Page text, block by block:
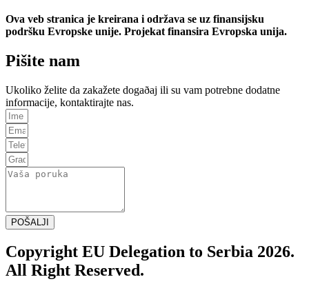
Ova veb stranica je kreirana i održava se uz finansijsku
podršku Evropske unije. Projekat finansira Evropska unija.
Pišite nam
Ukoliko želite da zakažete dogaðaj ili su vam potrebne dodatne
informacije, kontaktirajte nas.
POŠALJI
Copyright EU Delegation to Serbia 2026.
All Right Reserved.